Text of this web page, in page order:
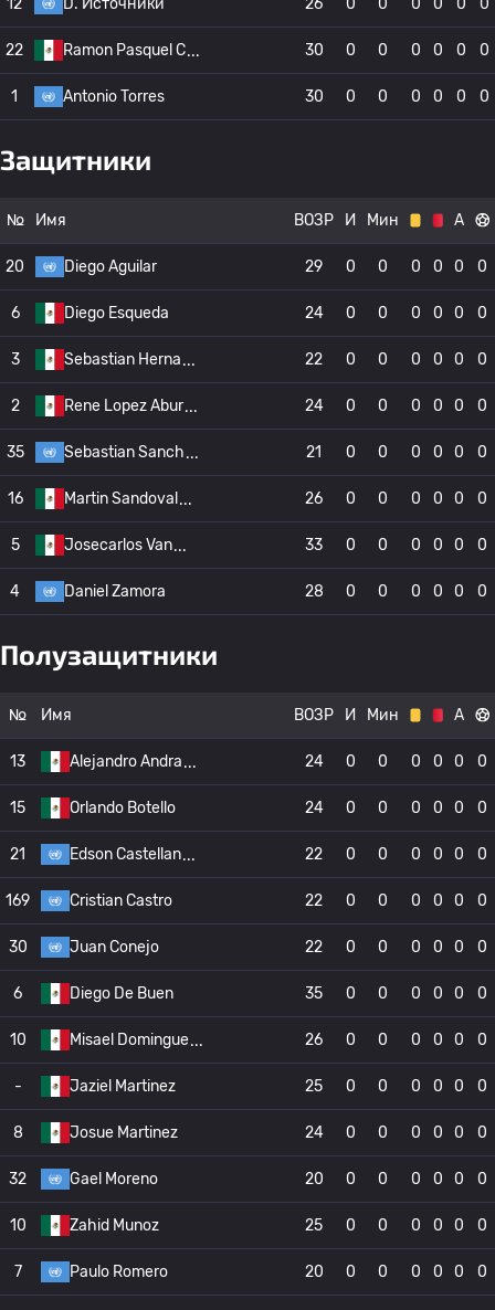
12 D. Источники 26 0 0 0 0 0 0
22 Ramon Pasquel C 30 0 0 0 0 0 0
1 Antonio Torres 30 0 0 0 0 0 0
Защитники
№ Имя ВОЗР И Мин А
20 Diego Aguilar 29 0 0 0 0 0 0
6 Diego Esqueda 24 0 0 0 0 0 0
3 Sebastian Herna 22 0 0 0 0 0 0
2 Rene Lopez Abur 24 0 0 0 0 0 0
35 Sebastian Sanch 21 0 0 0 0 0 0
16 Martin Sandoval 26 0 0 0 0 0 0
5 Josecarlos Van 33 0 0 0 0 0 0
4 Daniel Zamora 28 0 0 0 0 0 0
Полузащитники
№ Имя ВОЗР И Мин А
13 Alejandro Andra 24 0 0 0 0 0 0
15 Orlando Botello 24 0 0 0 0 0 0
21 Edson Castellan 22 0 0 0 0 0 0
169 Cristian Castro 22 0 0 0 0 0 0
30 Juan Conejo 22 0 0 0 0 0 0
6 Diego De Buen 35 0 0 0 0 0 0
10 Misael Domingue 26 0 0 0 0 0 0
- Jaziel Martinez 25 0 0 0 0 0 0
8 Josue Martinez 24 0 0 0 0 0 0
32 Gael Moreno 20 0 0 0 0 0 0
10 Zahid Munoz 25 0 0 0 0 0 0
7 Paulo Romero 20 0 0 0 0 0 0